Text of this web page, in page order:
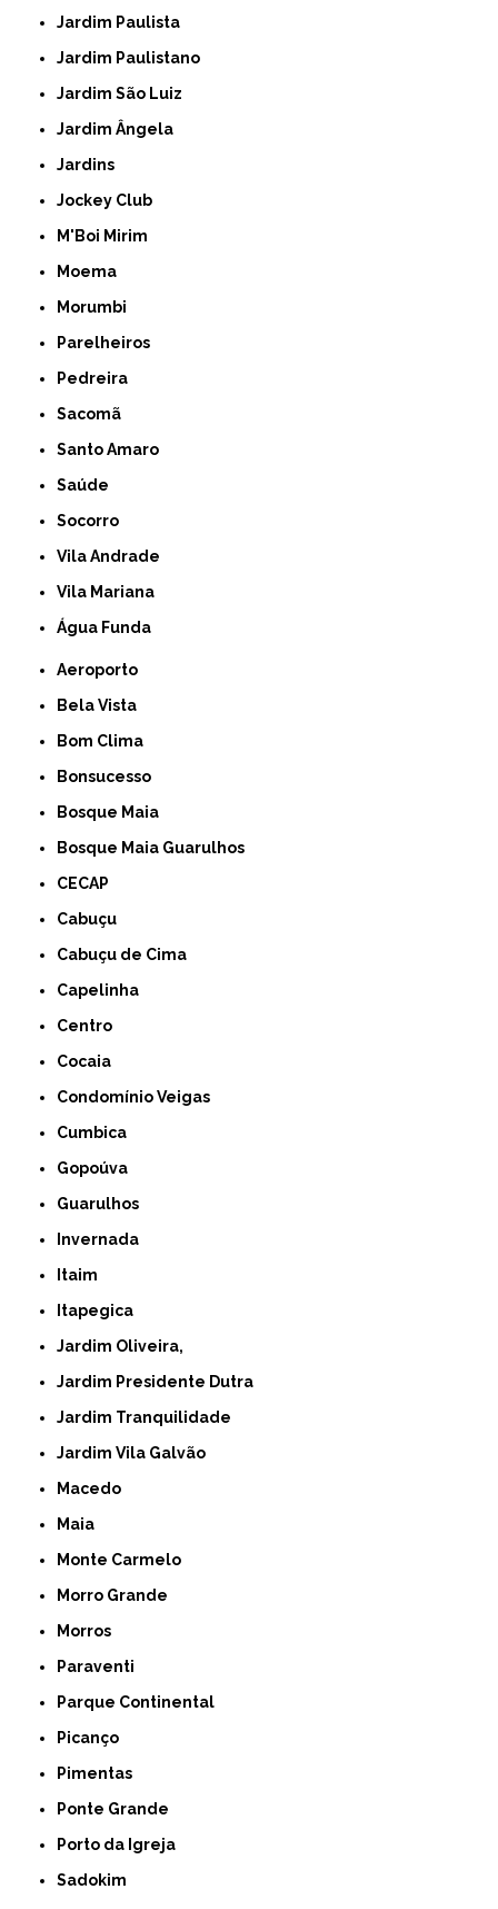
Jardim Paulista
Jardim Paulistano
Jardim São Luiz
Jardim Ângela
Jardins
Jockey Club
M'Boi Mirim
Moema
Morumbi
Parelheiros
Pedreira
Sacomã
Santo Amaro
Saúde
Socorro
Vila Andrade
Vila Mariana
Água Funda
Aeroporto
Bela Vista
Bom Clima
Bonsucesso
Bosque Maia
Bosque Maia Guarulhos
CECAP
Cabuçu
Cabuçu de Cima
Capelinha
Centro
Cocaia
Condomínio Veigas
Cumbica
Gopoúva
Guarulhos
Invernada
Itaim
Itapegica
Jardim Oliveira,
Jardim Presidente Dutra
Jardim Tranquilidade
Jardim Vila Galvão
Macedo
Maia
Monte Carmelo
Morro Grande
Morros
Paraventi
Parque Continental
Picanço
Pimentas
Ponte Grande
Porto da Igreja
Sadokim